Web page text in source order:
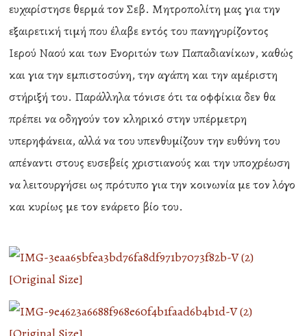
ευχαρίστησε θερμά τον Σεβ. Μητροπολίτη μας για την
εξαιρετική τιμή που έλαβε εντός του πανηγυρίζοντος
Ιερού Ναού και των Ενοριτών των Παπαδιανίκων, καθώς
και για την εμπιστοσύνη, την αγάπη και την αμέριστη
στήριξή του. Παράλληλα τόνισε ότι τα οφφίκια δεν θα
πρέπει να οδηγούν τον κληρικό στην υπέρμετρη
υπερηφάνεια, αλλά να του υπενθυμίζουν την ευθύνη του
απέναντι στους ευσεβείς χριστιανούς και την υποχρέωση
να λειτουργήσει ως πρότυπο για την κοινωνία με τον λόγο
και κυρίως με τον ενάρετο βίο του.